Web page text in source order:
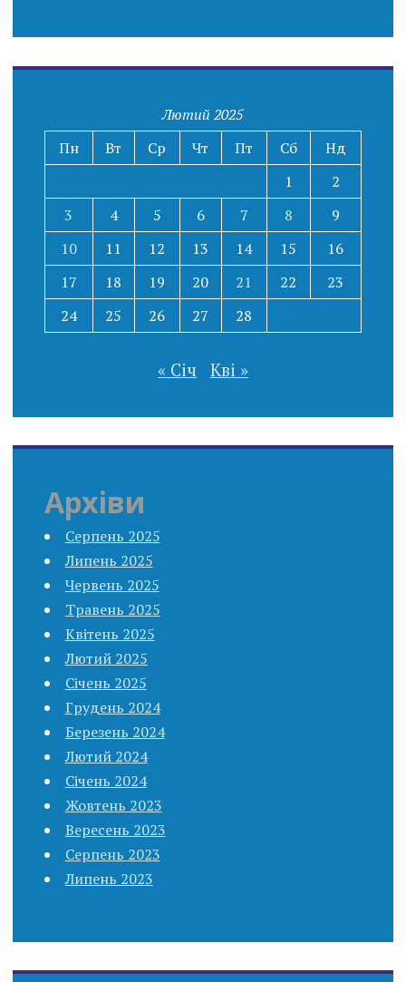
Лютий 2025
Пн
Вт Ср Чт Пт Сб
Нд
1
2
3
4 5 6 7 8
9
10
11 12 13 14 15
16
17
18 19 20 21 22
23
24
25 26 27 28
« Січ Кві »
Архіви
Серпень 2025
Липень 2025
Червень 2025
Травень 2025
Квітень 2025
Лютий 2025
Січень 2025
Грудень 2024
Березень 2024
Лютий 2024
Січень 2024
Жовтень 2023
Вересень 2023
Серпень 2023
Липень 2023